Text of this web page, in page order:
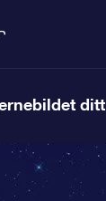
ditt